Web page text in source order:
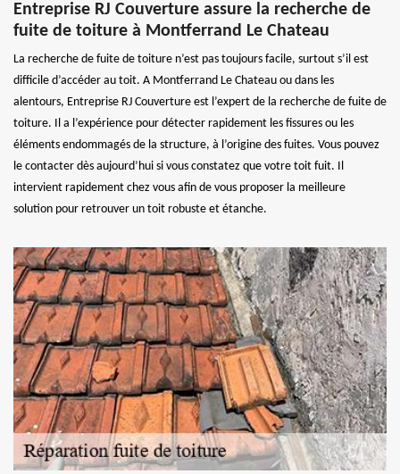
Entreprise RJ Couverture assure la recherche de
fuite de toiture à Montferrand Le Chateau
La recherche de fuite de toiture n’est pas toujours facile, surtout s’il est
difficile d’accéder au toit. A Montferrand Le Chateau ou dans les
alentours, Entreprise RJ Couverture est l’expert de la recherche de fuite de
toiture. Il a l’expérience pour détecter rapidement les fissures ou les
éléments endommagés de la structure, à l’origine des fuites. Vous pouvez
le contacter dès aujourd’hui si vous constatez que votre toit fuit. Il
intervient rapidement chez vous afin de vous proposer la meilleure
solution pour retrouver un toit robuste et étanche.